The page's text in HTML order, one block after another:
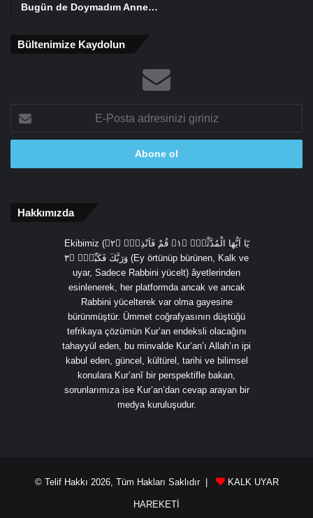
Bugün de Doymadım Anne…
Bültenimize Kaydolun
Posta
adresinizi
Hakkımızda
Ekibimiz (يَٓا اَيُّهَا الْمُدَّثِّرُۙ ﴿١﴾ قُمْ فَاَنْذِرْۙ ﴿٢﴾
وَرَبَّكَ فَكَبِّرْۙ ﴿٣ (Ey örtünüp bürünen, Kalk ve
uyar, Sadece Rabbini yücelt) âyetlerinden
esinlenerek, her platformda ancak ve ancak
Rabbini yücelterek var olma gayesine
bürünmüştür. Ümmet coğrafyasının düştüğü
tefrikaya çözümün Kur’an endeksli olacağını
tahayyül eden, bu minvalde Kur’an’ı Allah’ın ipi
kabul eden, güncel, kültürel, tarihi ve bilimsel
konulara Kur’anî bir perspektifle bakan,
sorunlarımıza ise Kur’an’dan cevap arayan bir
medya kuruluşudur.
© Telif Hakkı 2026, Tüm Hakları Saklıdır | KALK UYAR
HAREKETİ